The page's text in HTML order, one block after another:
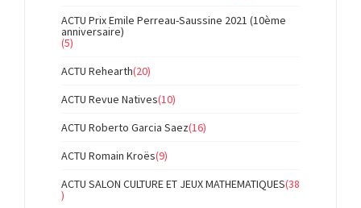
ACTU Prix Emile Perreau-Saussine 2021 (10ème
anniversaire)
(5)
ACTU Rehearth(20)
ACTU Revue Natives(10)
ACTU Roberto Garcia Saez(16)
ACTU Romain Kroës(9)
ACTU SALON CULTURE ET JEUX MATHEMATIQUES(38
)